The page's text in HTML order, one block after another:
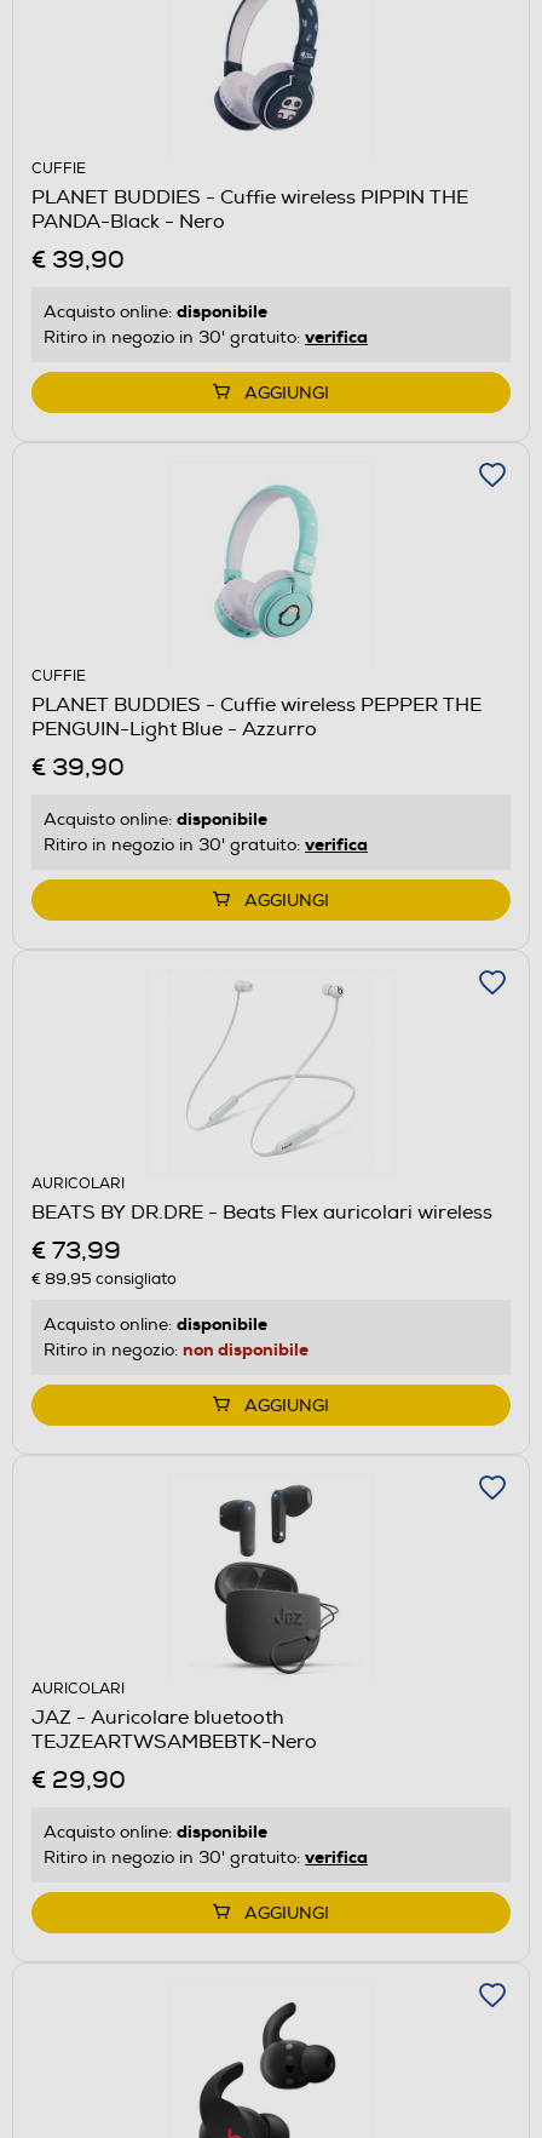
CUFFIE
PLANET BUDDIES - Cuffie wireless PIPPIN THE
PANDA-Black - Nero
€ 39,90
Acquisto online: disponibile
Ritiro in negozio in 30' gratuito: verifica
AGGIUNGI
CUFFIE
PLANET BUDDIES - Cuffie wireless PEPPER THE
PENGUIN-Light Blue - Azzurro
€ 39,90
Acquisto online: disponibile
Ritiro in negozio in 30' gratuito: verifica
AGGIUNGI
AURICOLARI
BEATS BY DR.DRE - Beats Flex auricolari wireless
€ 73,99
€ 89,95 consigliato
Acquisto online: disponibile
Ritiro in negozio: non disponibile
AGGIUNGI
AURICOLARI
JAZ - Auricolare bluetooth
TEJZEARTWSAMBEBTK-Nero
€ 29,90
Acquisto online: disponibile
Ritiro in negozio in 30' gratuito: verifica
AGGIUNGI